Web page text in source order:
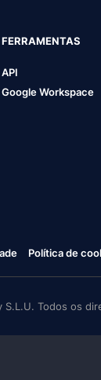
FERRAMENTAS
API
Google Workspace
Política de
Todos os